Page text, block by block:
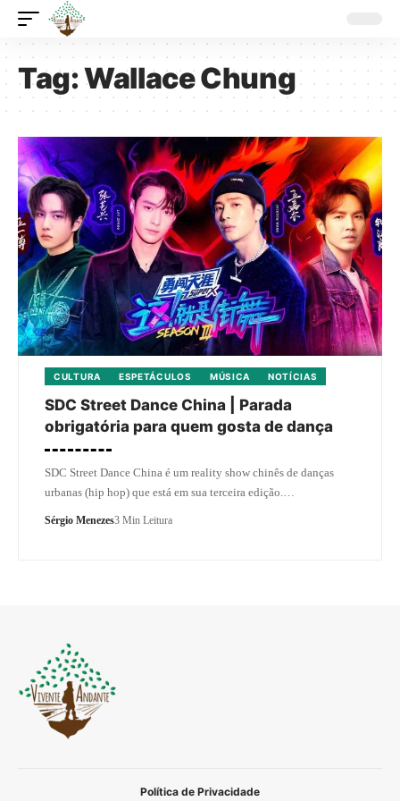
Tag:Wallace Chung
CULTURA ESPETÁCULOS MÚSICA NOTÍCIAS
SDC Street Dance China | Parada
obrigatória para quem gosta de dança
SDC Street Dance China é um reality show chinês de danças
urbanas (hip hop) que está em sua terceira edição.…
Sérgio Menezes3 Min Leitura
Política de Privacidade